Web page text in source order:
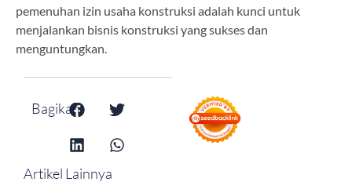
pemenuhan izin usaha konstruksi adalah kunci untuk
menjalankan bisnis konstruksi yang sukses dan
menguntungkan.
Bagikan:
Artikel Lainnya